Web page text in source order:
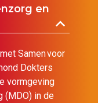
en
Samen voor
Dokters
vormgeving
(MDO) in de